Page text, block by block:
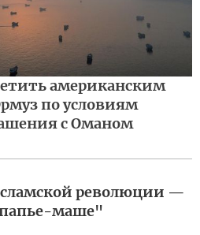
американским
по условиям
с Оманом
революции —
папье-маше"